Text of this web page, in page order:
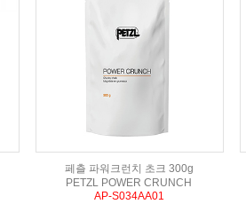
페츨 파워크런치 초크 300g
PETZL POWER CRUNCH
AP-S034AA01